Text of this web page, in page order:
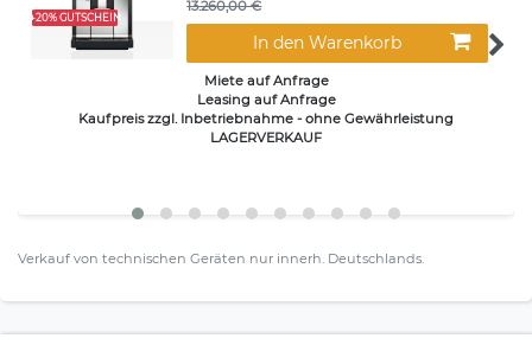
+20% GUTSCHEIN
13.260,00 €
In den Warenkorb
Miete auf Anfrage
Leasing auf Anfrage
Kaufpreis zzgl. Inbetriebnahme - ohne Gewährleistung
LAGERVERKAUF
Verkauf von technischen Geräten nur innerh. Deutschlands.